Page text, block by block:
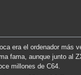
era el ordenador más
fama, aunque junto al
millones de C64.